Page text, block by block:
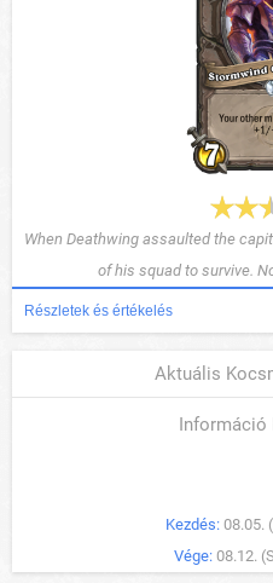
When Deathwing assaulted the
of his squad to survive.
Részletek és értékelés
Aktuális
Információ
Kezdés: 08.05.
Vége: 08.12.